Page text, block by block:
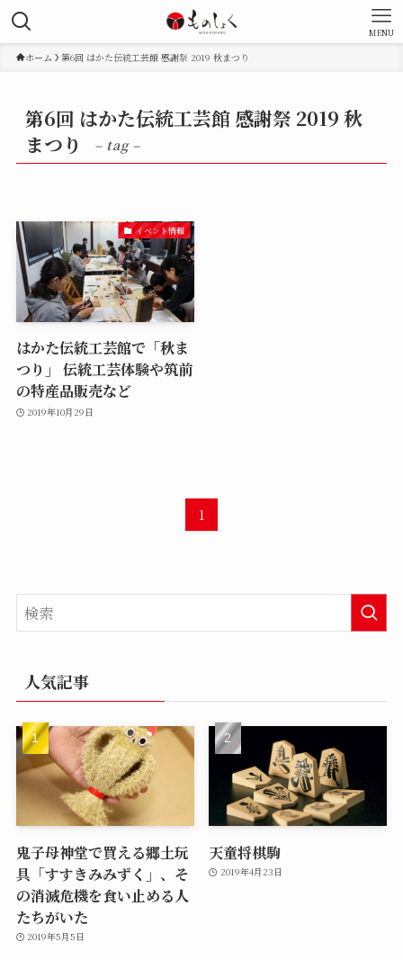
MENU
ホーム 第6回 はかた伝統工芸館 感謝祭 2019 秋まつり
第6回 はかた伝統工芸館 感謝祭 2019 秋
まつり
– tag –
イベント情報
はかた伝統工芸館で「秋ま
つり」 伝統工芸体験や筑前
の特産品販売など
2019年10月29日
1
人気記事
鬼子母神堂で買える郷土玩
具「すすきみみずく」、そ
の消滅危機を食い止める人
たちがいた
2019年5月5日
天童将棋駒
2019年4月23日